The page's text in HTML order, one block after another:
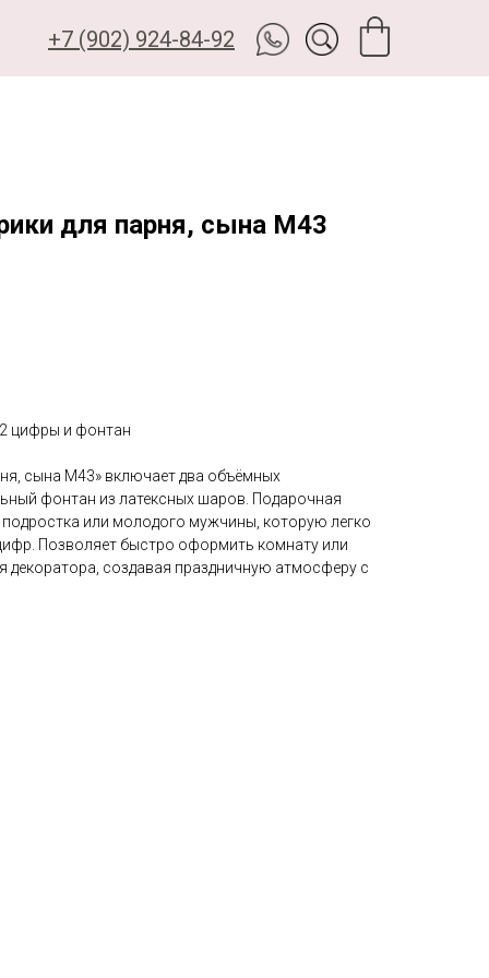
+7 (902) 924-84-92
для парня, сына М43
цифры и фонтан
сына М43» включает два объёмных
фонтан из латексных шаров. Подарочная
или молодого мужчины, которую легко
Позволяет быстро оформить комнату или
декоратора, создавая праздничную атмосферу с